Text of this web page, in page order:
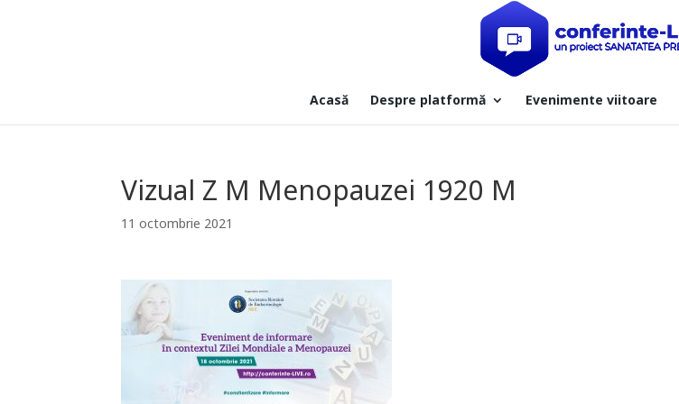
Acasă Despre platformă Evenimente viitoare
Vizual Z M Menopauzei 1920 M
11 octombrie 2021